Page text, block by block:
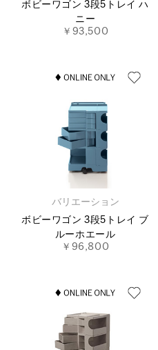
ボビーワゴン 3段5トレイ ハ
ニー
￥93,500
バリエーション
ボビーワゴン 3段5トレイ ブ
ルーホエール
￥96,800